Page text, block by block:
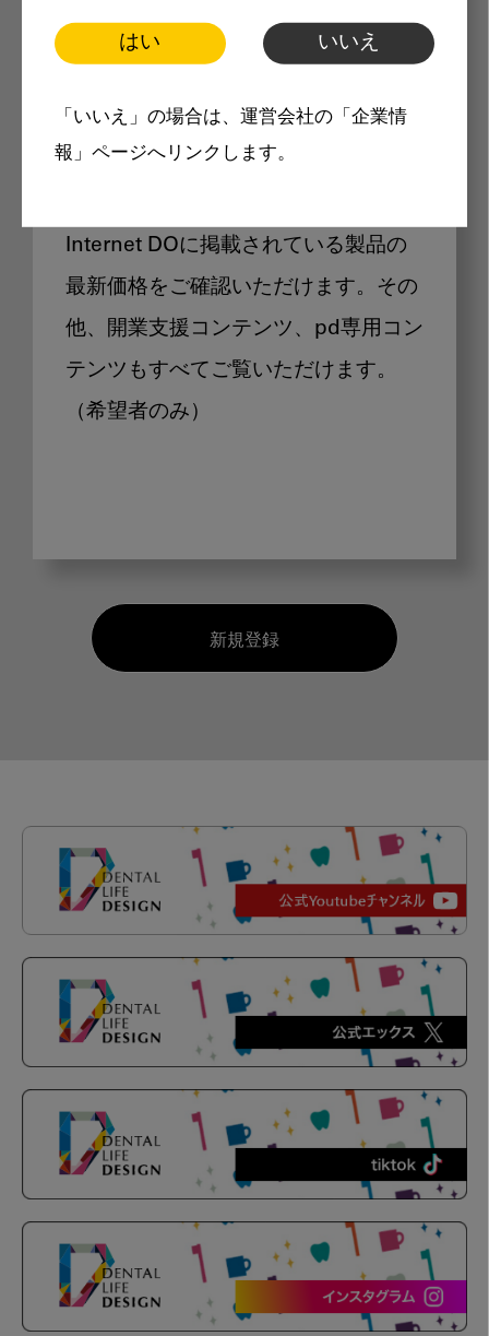
はい いいえ
「いいえ」の場合は、運営会社の「企業情
報」ページへリンクします。
製品価格も閲覧可能
Internet DOに掲載されている製品の
最新価格をご確認いただけます。その
他、開業支援コンテンツ、pd専用コン
テンツもすべてご覧いただけます。
（希望者のみ）
新規登録